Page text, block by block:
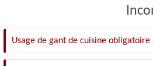
Usage de gant de cuisine